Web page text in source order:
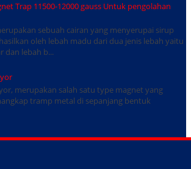
Trap 11500-12000 gauss Untuk pengolahan
sebuah cairan yang menyerupai sirup
oleh lebah madu dari dua jenis lebah yaitu
dan lebah b...
merupakan salah satu type magnet yang
tramp metal di sepanjang bentuk